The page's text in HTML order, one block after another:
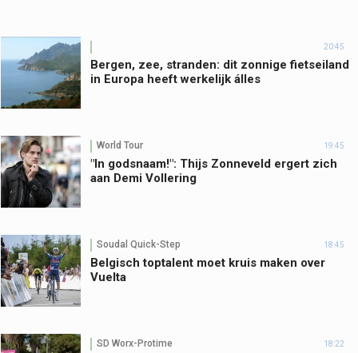
20:45
Bergen, zee, stranden: dit zonnige fietseiland
in Europa heeft werkelijk álles
World Tour 19:45
"In godsnaam!": Thijs Zonneveld ergert zich
aan Demi Vollering
Soudal Quick-Step 18:45
Belgisch toptalent moet kruis maken over
Vuelta
SD Worx-Protime 18:22